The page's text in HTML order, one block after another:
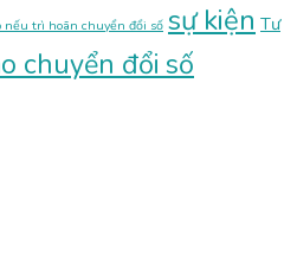
nếu trì hoãn chuyển đổi số sự kiện Tư
chuyển đổi số